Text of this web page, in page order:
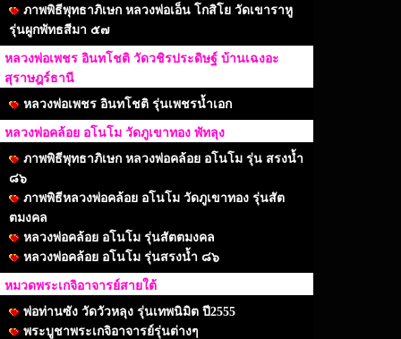
ภาพพิธีพุทธาภิเษก หลวงพ่อเอ็น โกสิโย วัดเขาราหู
รุ่นผูกพัทธสีมา ๕๗
หลวงพ่อเพชร อินทโชติ วัดวชิรประดิษฐ์ บ้านเฉงอะ
สุราษฎร์ธานี
หลวงพ่อเพชร อินทโชติ รุ่นเพชรน้ำเอก
หลวงพ่อคล้อย อโนโม วัดภูเขาทอง พัทลุง
ภาพพิธีพุทธาภิเษก หลวงพ่อคล้อย อโนโม รุ่น สรงน้ำ
๘๖
ภาพพิธีหลวงพ่อคล้อย อโนโม วัดภูเขาทอง รุ่นสัต
ตมงคล
หลวงพ่อคล้อย อโนโม รุ่นสัตตมงคล
หลวงพ่อคล้อย อโนโม รุ่นสรงน้ำ ๘๖
หมวดพระเกจิอาจารย์สายใต้
พ่อท่านซัง วัดวัวหลุง รุ่นเทพนิมิต ปี2555
พระบูชาพระเกจิอาจารย์รุ่นต่างๆ